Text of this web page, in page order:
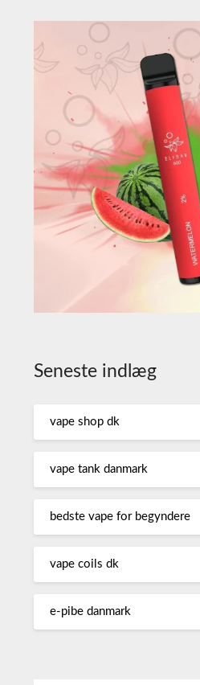
Seneste indlæg
vape shop dk
vape tank danmark
bedste vape for begyndere
vape coils dk
e-pibe danmark